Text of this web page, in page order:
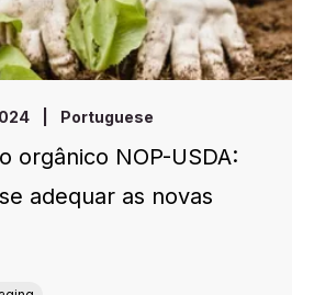
Portuguese
orgânico NOP-USDA:
adequar as novas